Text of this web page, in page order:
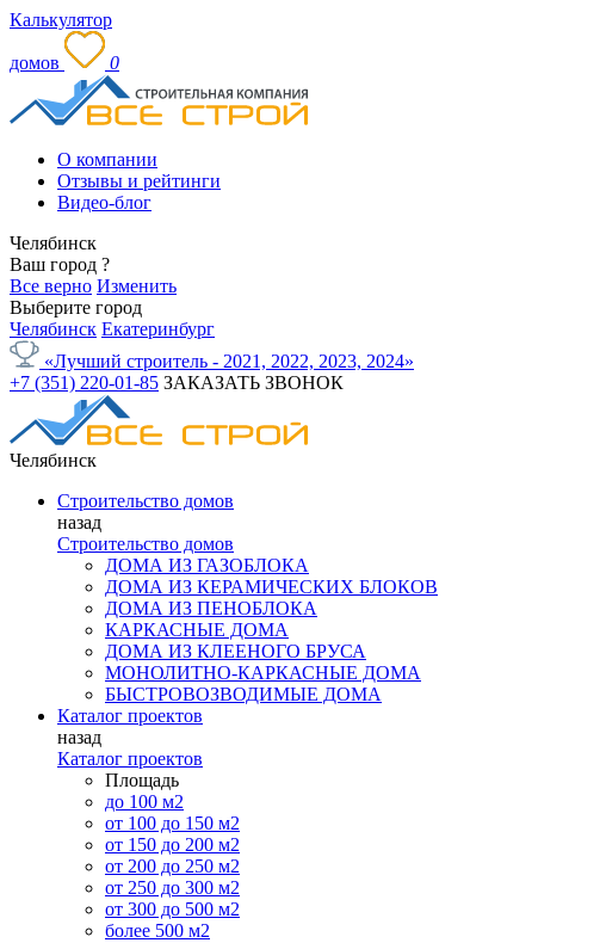
Калькулятор
домов 0
О компании
Отзывы и рейтинги
Видео-блог
Челябинск
Ваш город ?
Все верно Изменить
Выберите город
Челябинск Екатеринбург
«Лучший строитель - 2021, 2022, 2023, 2024»
+7 (351) 220-01-85 ЗАКАЗАТЬ ЗВОНОК
Челябинск
Строительство домов
назад
Строительство домов
ДОМА ИЗ ГАЗОБЛОКА
ДОМА ИЗ КЕРАМИЧЕСКИХ БЛОКОВ
ДОМА ИЗ ПЕНОБЛОКА
КАРКАСНЫЕ ДОМА
ДОМА ИЗ КЛЕЕНОГО БРУСА
МОНОЛИТНО-КАРКАСНЫЕ ДОМА
БЫСТРОВОЗВОДИМЫЕ ДОМА
Каталог проектов
назад
Каталог проектов
Площадь
до 100 м2
от 100 до 150 м2
от 150 до 200 м2
от 200 до 250 м2
от 250 до 300 м2
от 300 до 500 м2
более 500 м2